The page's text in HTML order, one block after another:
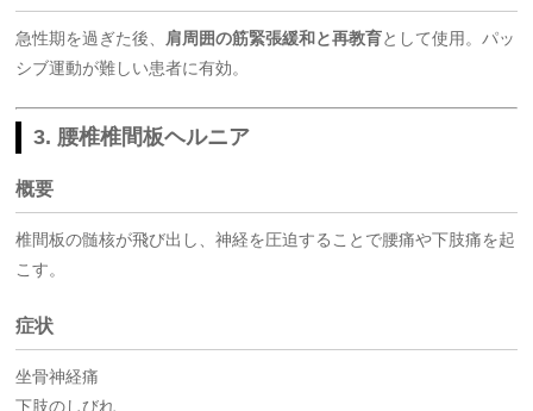
急性期を過ぎた後、 肩周囲の筋緊張緩和と再教育として使用。パッ
シブ運動が難しい患者に有効。
3. 腰椎椎間板ヘルニア
概要
椎間板の髄核が飛び出し、神経を圧迫することで腰痛や下肢痛を起
こす。
症状
坐骨神経痛
下肢のしびれ